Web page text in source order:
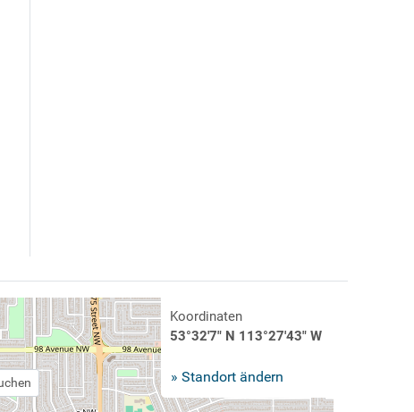
Koordinaten
53°32'7" N 113°27'43" W
» Standort ändern